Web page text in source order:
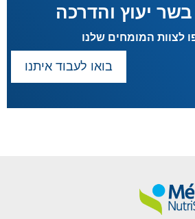
יעוץ והדרכה
לצוות המומחים שלנו
בואו לעבוד איתנו